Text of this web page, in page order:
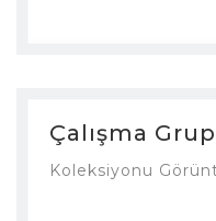
Çalışma
Koleksiyonu